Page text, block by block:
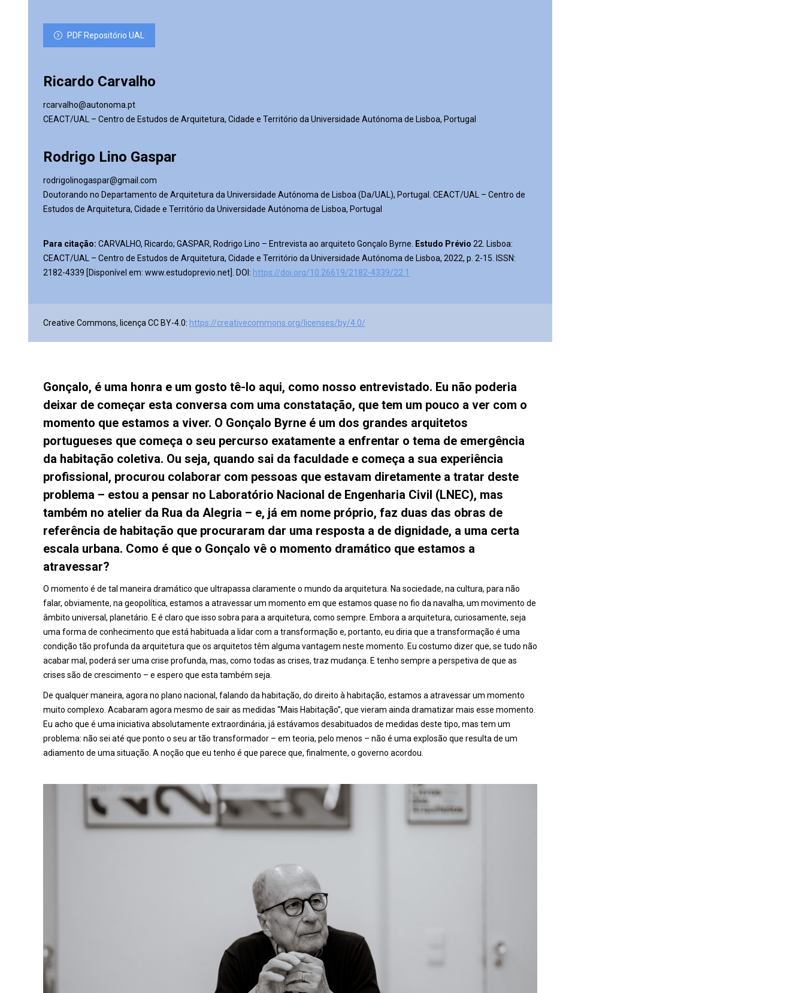
PDF Repositório UAL
Ricardo Carvalho
rcarvalho@autonoma.pt
CEACT/UAL – Centro de Estudos de Arquitetura, Cidade e Território da Universidade Autónoma de Lisboa, Portugal
Rodrigo Lino Gaspar
rodrigolinogaspar@gmail.com
Doutorando no Departamento de Arquitetura da Universidade Autónoma de Lisboa (Da/UAL), Portugal. CEACT/UAL – Centro de
Estudos de Arquitetura, Cidade e Território da Universidade Autónoma de Lisboa, Portugal
Para citação: CARVALHO, Ricardo; GASPAR, Rodrigo Lino – Entrevista ao arquiteto Gonçalo Byrne. Estudo Prévio 22. Lisboa:
CEACT/UAL – Centro de Estudos de Arquitetura, Cidade e Território da Universidade Autónoma de Lisboa, 2022, p. 2-15. ISSN:
2182-4339 [Disponível em: www.estudoprevio.net]. DOI: https://doi.org/10.26619/2182-4339/22.1
Creative Commons, licença CC BY-4.0: https://creativecommons.org/licenses/by/4.0/
Gonçalo, é uma honra e um gosto tê-lo aqui, como nosso entrevistado. Eu não poderia
deixar de começar esta conversa com uma constatação, que tem um pouco a ver com o
momento que estamos a viver. O Gonçalo Byrne é um dos grandes arquitetos
portugueses que começa o seu percurso exatamente a enfrentar o tema de emergência
da habitação coletiva. Ou seja, quando sai da faculdade e começa a sua experiência
profissional, procurou colaborar com pessoas que estavam diretamente a tratar deste
problema – estou a pensar no Laboratório Nacional de Engenharia Civil (LNEC), mas
também no atelier da Rua da Alegria – e, já em nome próprio, faz duas das obras de
referência de habitação que procuraram dar uma resposta a de dignidade, a uma certa
escala urbana. Como é que o Gonçalo vê o momento dramático que estamos a
atravessar?
O momento é de tal maneira dramático que ultrapassa claramente o mundo da arquitetura. Na sociedade, na cultura, para não
falar, obviamente, na geopolítica, estamos a atravessar um momento em que estamos quase no fio da navalha, um movimento de
âmbito universal, planetário. E é claro que isso sobra para a arquitetura, como sempre. Embora a arquitetura, curiosamente, seja
uma forma de conhecimento que está habituada a lidar com a transformação e, portanto, eu diria que a transformação é uma
condição tão profunda da arquitetura que os arquitetos têm alguma vantagem neste momento. Eu costumo dizer que, se tudo não
acabar mal, poderá ser uma crise profunda, mas, como todas as crises, traz mudança. E tenho sempre a perspetiva de que as
crises são de crescimento – e espero que esta também seja.
De qualquer maneira, agora no plano nacional, falando da habitação, do direito à habitação, estamos a atravessar um momento
muito complexo. Acabaram agora mesmo de sair as medidas “Mais Habitação”, que vieram ainda dramatizar mais esse momento.
Eu acho que é uma iniciativa absolutamente extraordinária, já estávamos desabituados de medidas deste tipo, mas tem um
problema: não sei até que ponto o seu ar tão transformador – em teoria, pelo menos – não é uma explosão que resulta de um
adiamento de uma situação. A noção que eu tenho é que parece que, finalmente, o governo acordou.